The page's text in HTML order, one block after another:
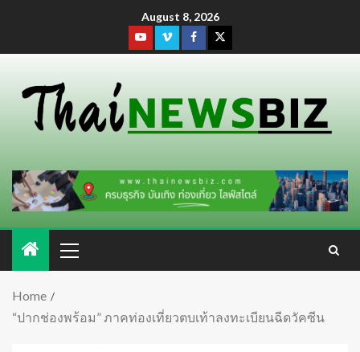
August 8, 2026
Home
“ปากช่องพร้อม” ภาคท่องเที่ยวตบเท้าลงทะเบียนฉีดวัคซีน